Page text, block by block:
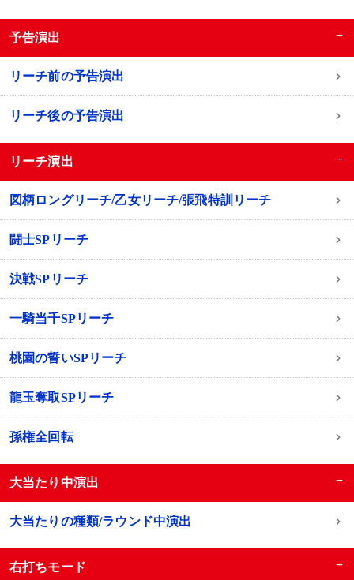
予告演出 −
リーチ前の予告演出
リーチ後の予告演出
リーチ演出 −
図柄ロングリーチ/乙女リーチ/張飛特訓リーチ
闘士SPリーチ
決戦SPリーチ
一騎当千SPリーチ
桃園の誓いSPリーチ
龍玉奪取SPリーチ
孫権全回転
大当たり中演出 −
大当たりの種類/ラウンド中演出
右打ちモード −